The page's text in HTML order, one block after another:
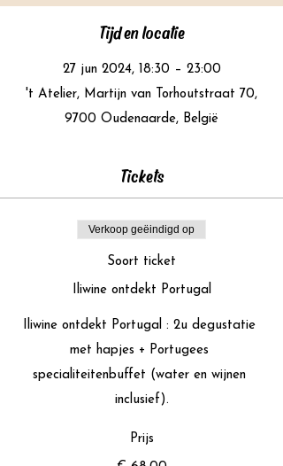
Tijd en locatie
27 jun 2024, 18:30 – 23:00
't Atelier, Martijn van Torhoutstraat 70,
9700 Oudenaarde, België
Tickets
Verkoop geëindigd op
Soort ticket
Iliwine ontdekt Portugal
Iliwine ontdekt Portugal : 2u degustatie
met hapjes + Portugees
specialiteitenbuffet (water en wijnen
inclusief).
Prijs